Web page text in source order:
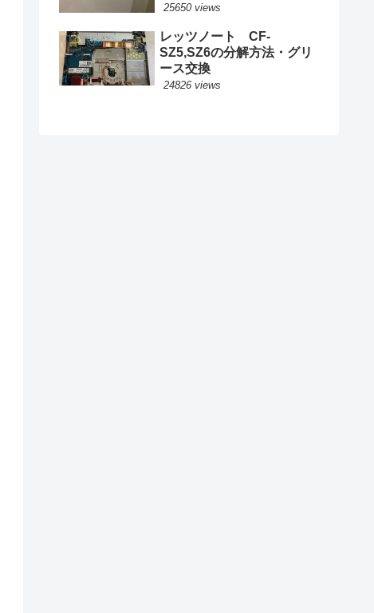
25650 views
レッツノート CF-
SZ5,SZ6の分解方法・グリ
ース交換
24826 views